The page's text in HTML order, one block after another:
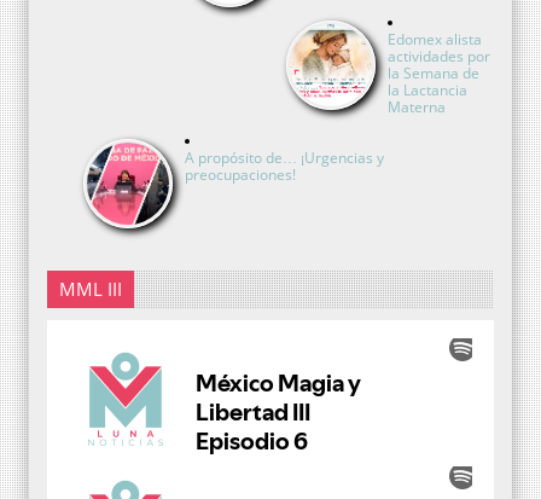
Edomex alista
actividades por
la Semana de
la Lactancia
Materna
A propósito de… ¡Urgencias y
preocupaciones!
MML III